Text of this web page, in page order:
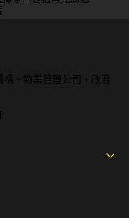
、物業管理公司、政府